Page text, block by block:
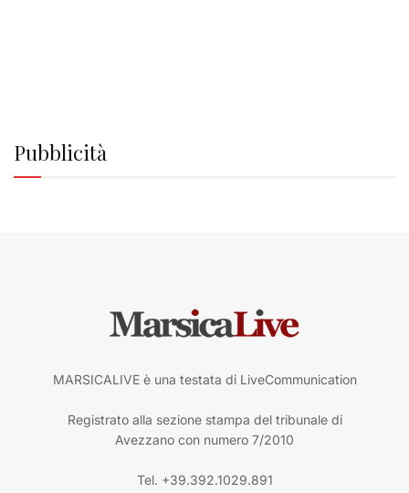
Pubblicità
MARSICALIVE è una testata di LiveCommunication
Registrato alla sezione stampa del tribunale di
Avezzano con numero 7/2010
Tel. +39.392.1029.891